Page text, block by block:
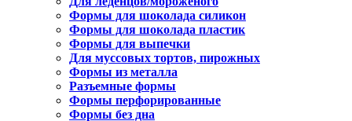
Формы для шоколада силикон
Формы для шоколада пластик
Формы для выпечки
Для муссовых тортов, пирожных
Формы из металла
Разъемные формы
Формы перфорированные
Формы без дна